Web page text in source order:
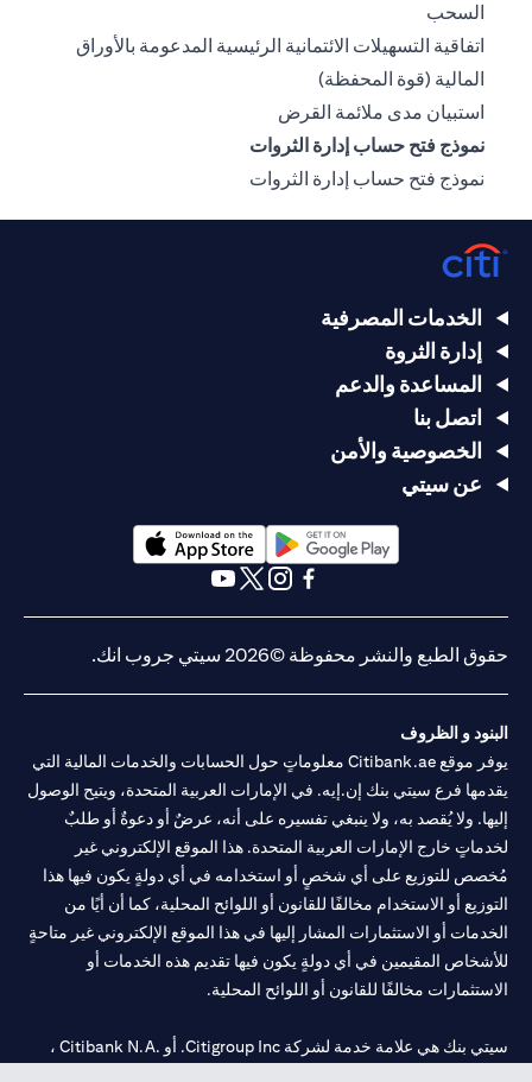
السحب
اتفاقية التسهيلات الائتمانية الرئيسية المدعومة بالأوراق
المالية (قوة المحفظة)
(opens in a new tab)
استبيان مدى ملائمة القرض
نموذج فتح حساب إدارة الثروات
نموذج فتح حساب إدارة الثروات
الخدمات المصرفية
إدارة الثروة
المساعدة والدعم
اتصل بنا
الخصوصية والأمن
عن سيتي
(opens in a new tab)
حقوق الطبع والنشر محفوظة ©2026 سيتي جروب انك.
البنود و الظروف
يوفر موقع Citibank.ae معلوماتٍ حول الحسابات والخدمات المالية التي
يقدمها فرع سيتي بنك إن.إيه. في الإمارات العربية المتحدة، ويتيح الوصول
إليها. ولا يُقصد به، ولا ينبغي تفسيره على أنه، عرضٌ أو دعوةٌ أو طلبٌ
لخدماتٍ خارج الإمارات العربية المتحدة. هذا الموقع الإلكتروني غير
مُخصص للتوزيع على أي شخصٍ أو استخدامه في أي دولةٍ يكون فيها هذا
التوزيع أو الاستخدام مخالفًا للقانون أو اللوائح المحلية، كما أن أيًا من
الخدمات أو الاستثمارات المشار إليها في هذا الموقع الإلكتروني غير متاحةٍ
للأشخاص المقيمين في أي دولةٍ يكون فيها تقديم هذه الخدمات أو
الاستثمارات مخالفًا للقانون أو اللوائح المحلية.
سيتي بنك هي علامة خدمة لشركة Citigroup Inc. أو .Citibank N.A ،